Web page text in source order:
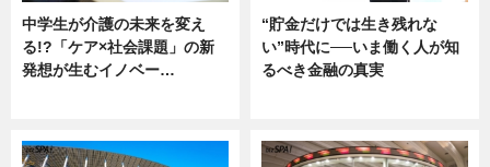
中学生が介護の未来を変え
る!?「ケア×社会課題」の新
発想が生むイノベー…
“貯金だけでは生き残れな
い”時代に──いま働く人が知
るべき金融の真実